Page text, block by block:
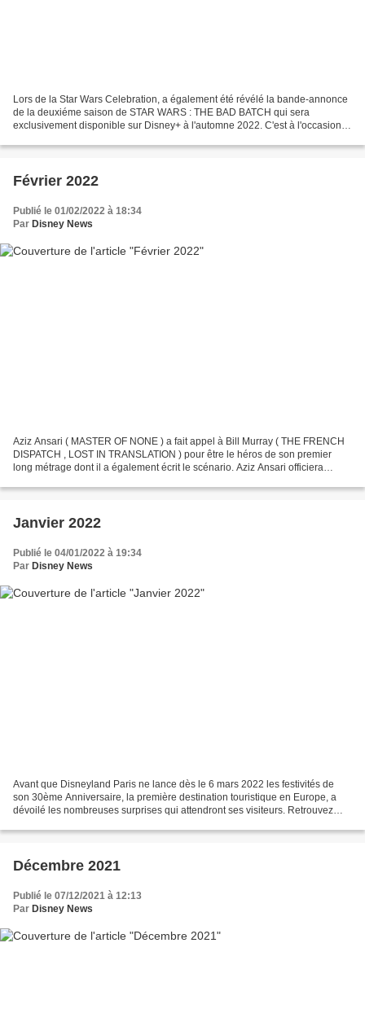
Lors de la Star Wars Celebration, a également été révélé la bande-annonce
de la deuxiéme saison de STAR WARS : THE BAD BATCH qui sera
exclusivement disponible sur Disney+ à l'automne 2022. C'est à l'occasion
Février 2022
Publié le 01/02/2022 à 18:34
Par Disney News
Aziz Ansari ( MASTER OF NONE ) a fait appel à Bill Murray ( THE FRENCH
DISPATCH , LOST IN TRANSLATION ) pour être le héros de son premier
long métrage dont il a également écrit le scénario. Aziz Ansari officiera
Janvier 2022
Publié le 04/01/2022 à 19:34
Par Disney News
Avant que Disneyland Paris ne lance dès le 6 mars 2022 les festivités de
son 30ème Anniversaire, la première destination touristique en Europe, a
dévoilé les nombreuses surprises qui attendront ses visiteurs. Retrouvez
Décembre 2021
Publié le 07/12/2021 à 12:13
Par Disney News